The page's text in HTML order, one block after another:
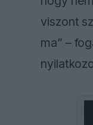
viszont
ma” –